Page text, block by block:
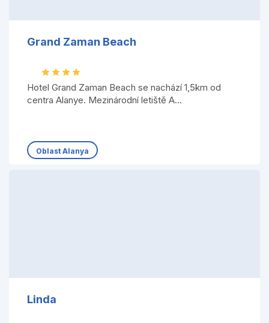
Grand Zaman Beach
Hotel Grand Zaman Beach se nachází 1,5km od
centra Alanye. Mezinárodní letiště A...
Oblast Alanya
Linda